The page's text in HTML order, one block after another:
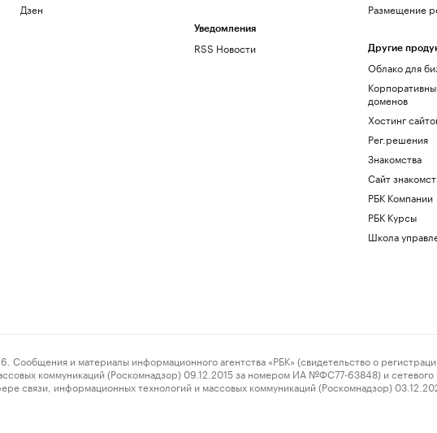
Дзен
Уведомления
RSS Новости
Размещение
Другие
Облако для
доменов
Хостинг
Рег.решения
Знакомства
Сайт
РБК Компании
РБК Курсы
Школа
и материалы информационного агентства «РБК» (свидетельство о
коммуникаций (Роскомнадзор) 09.12.2015 за номером ИА №ФС77-63848) и сетевого
связи, информационных технологий и массовых коммуникаций (Роскомнадзор)